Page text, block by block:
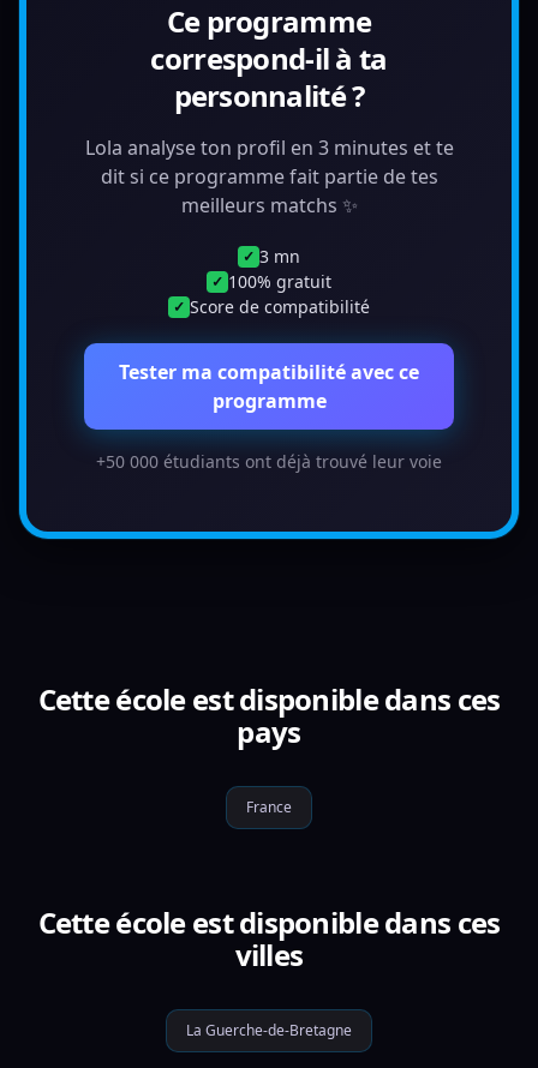
Ce programme
correspond-il à ta
personnalité ?
Lola analyse ton profil en 3 minutes et te
dit si ce programme fait partie de tes
meilleurs matchs ✨
✓ 3 mn
✓ 100% gratuit
✓ Score de compatibilité
Tester ma compatibilité avec ce
programme
+50 000 étudiants ont déjà trouvé leur voie
Cette école est disponible dans ces
pays
France
Cette école est disponible dans ces
villes
La Guerche-de-Bretagne